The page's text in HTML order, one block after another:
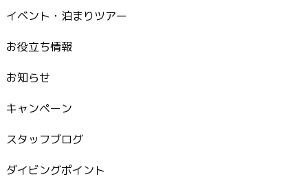
イベント・泊まりツアー
お役立ち情報
お知らせ
キャンペーン
スタッフブログ
ダイビングポイント